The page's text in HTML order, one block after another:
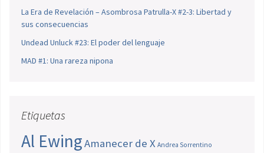
La Era de Revelación – Asombrosa Patrulla-X #2-3: Libertad y
sus consecuencias
Undead Unluck #23: El poder del lenguaje
MAD #1: Una rareza nipona
Etiquetas
Al EwingAmanecer de X Andrea Sorrentino